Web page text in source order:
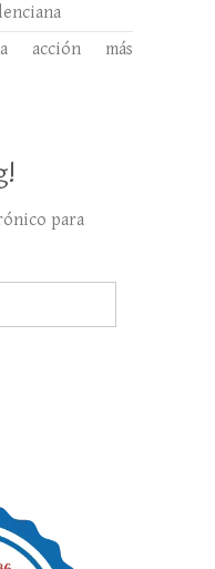
acción más
para